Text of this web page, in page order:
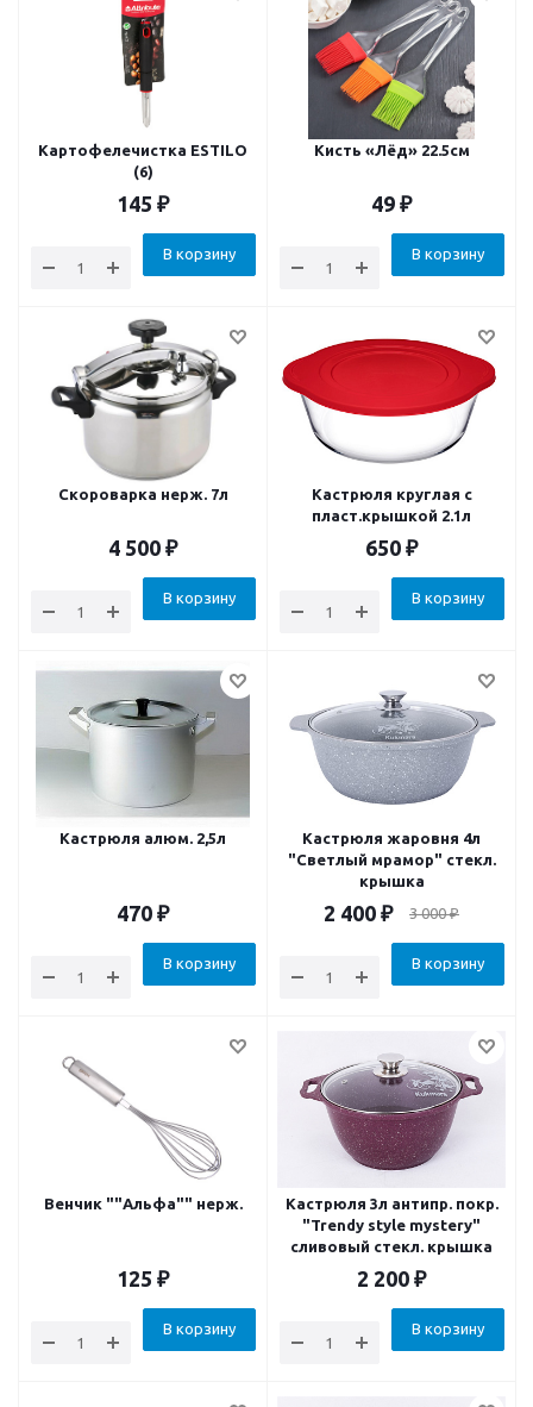
Картофелечистка ESTILO
(6)
145 ₽
В корзину
Кисть «Лёд» 22.5см
49 ₽
В корзину
Скороварка нерж. 7л
4 500 ₽
В корзину
Кастрюля круглая с
пласт.крышкой 2.1л
650 ₽
В корзину
Кастрюля алюм. 2,5л
470 ₽
В корзину
Кастрюля жаровня 4л
"Светлый мрамор" стекл.
крышка
2 400 ₽ 3 000₽
В корзину
Венчик ""Альфа"" нерж.
125 ₽
В корзину
Кастрюля 3л антипр. покр.
"Trendy style mystery"
сливовый стекл. крышка
2 200 ₽
В корзину